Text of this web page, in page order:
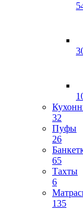
32
Пуфы
26
65
Тахты
6
135